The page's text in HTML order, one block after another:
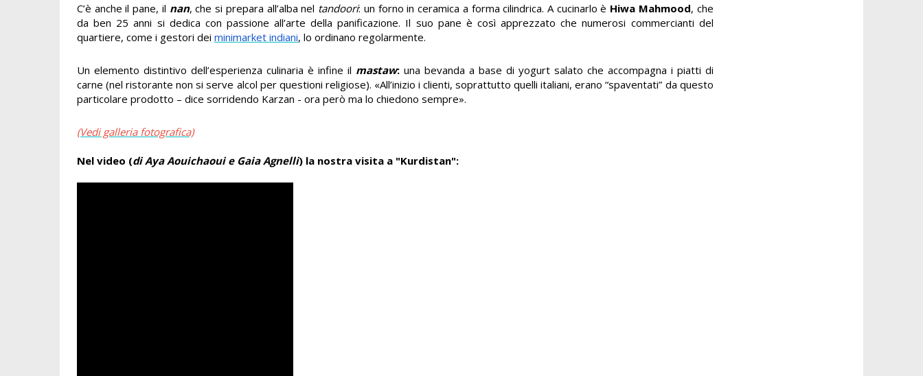
C’è anche il pane, il nan, che si prepara all’alba nel tandoori: un forno in ceramica a forma cilindrica. A cucinarlo è Hiwa Mahmood, che
da ben 25 anni si dedica con passione all’arte della panificazione. Il suo pane è così apprezzato che numerosi commercianti del
quartiere, come i gestori dei minimarket indiani, lo ordinano regolarmente.
Un elemento distintivo dell’esperienza culinaria è infine il mastaw:una bevanda a base di yogurt salato che accompagna i piatti di
carne (nel ristorante non si serve alcol per questioni religiose). «All’inizio i clienti, soprattutto quelli italiani, erano “spaventati” da questo
particolare prodotto – dice sorridendo Karzan - ora però ma lo chiedono sempre».
(Vedi galleria fotografica)
Nel video (di Aya Aouichaoui e Gaia Agnelli) la nostra visita a "Kurdistan":